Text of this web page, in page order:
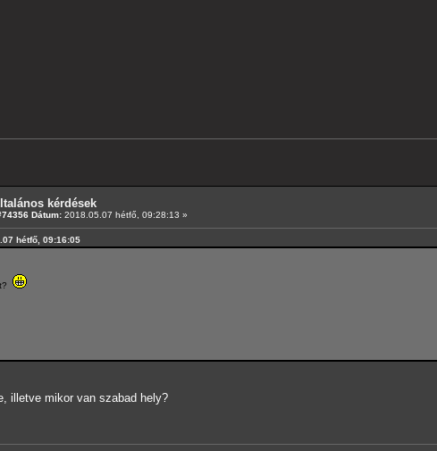
kérdések
Dátum: 2018.05.07 hétfő, 09:28:13 »
hétfő, 09:16:05
illetve mikor van szabad hely?